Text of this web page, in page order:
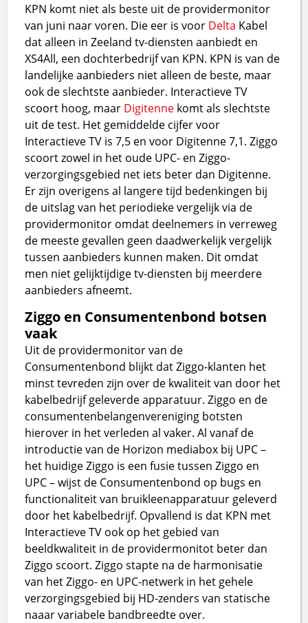
KPN komt niet als beste uit de providermonitor
van juni naar voren. Die eer is voor Delta Kabel
dat alleen in Zeeland tv-diensten aanbiedt en
XS4All, een dochterbedrijf van KPN. KPN is van de
landelijke aanbieders niet alleen de beste, maar
ook de slechtste aanbieder. Interactieve TV
scoort hoog, maar Digitenne komt als slechtste
uit de test. Het gemiddelde cijfer voor
Interactieve TV is 7,5 en voor Digitenne 7,1. Ziggo
scoort zowel in het oude UPC- en Ziggo-
verzorgingsgebied net iets beter dan Digitenne.
Er zijn overigens al langere tijd bedenkingen bij
de uitslag van het periodieke vergelijk via de
providermonitor omdat deelnemers in verreweg
de meeste gevallen geen daadwerkelijk vergelijk
tussen aanbieders kunnen maken. Dit omdat
men niet gelijktijdige tv-diensten bij meerdere
aanbieders afneemt.
Ziggo en Consumentenbond botsen
vaak
Uit de providermonitor van de
Consumentenbond blijkt dat Ziggo-klanten het
minst tevreden zijn over de kwaliteit van door het
kabelbedrijf geleverde apparatuur. Ziggo en de
consumentenbelangenvereniging botsten
hierover in het verleden al vaker. Al vanaf de
introductie van de Horizon mediabox bij UPC –
het huidige Ziggo is een fusie tussen Ziggo en
UPC – wijst de Consumentenbond op bugs en
functionaliteit van bruikleenapparatuur geleverd
door het kabelbedrijf. Opvallend is dat KPN met
Interactieve TV ook op het gebied van
beeldkwaliteit in de providermonitot beter dan
Ziggo scoort. Ziggo stapte na de harmonisatie
van het Ziggo- en UPC-netwerk in het gehele
verzorgingsgebied bij HD-zenders van statische
naaar variabele bandbreedte over.